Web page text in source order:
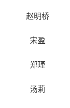
赵明桥
宋盈
郑瑾
汤莉